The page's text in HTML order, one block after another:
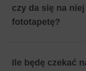
czy da się na niej
fototapetę?
Ile będę czekać